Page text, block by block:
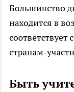
Большинство
находится в
странам-
Быть